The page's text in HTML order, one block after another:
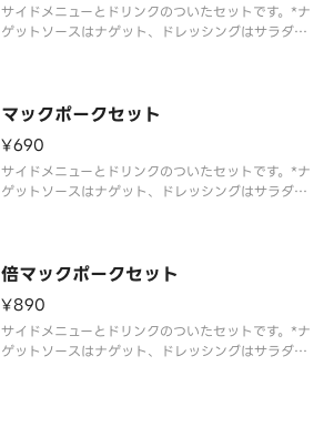
サイドメニューとドリンクのついたセットです。*ナ
ゲットソースはナゲット、ドレッシングはサラダを
マックポークセット
¥690
サイドメニューとドリンクのついたセットです。*ナ
ゲットソースはナゲット、ドレッシングはサラダを
倍マックポークセット
¥890
サイドメニューとドリンクのついたセットです。*ナ
ゲットソースはナゲット、ドレッシングはサラダを